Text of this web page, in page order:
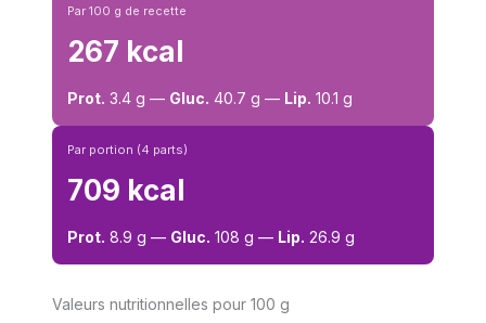
Par 100 g de recette
267 kcal
Prot. 3.4 g — Gluc. 40.7 g — Lip. 10.1 g
Par portion (4 parts)
709 kcal
Prot. 8.9 g — Gluc. 108 g — Lip. 26.9 g
Valeurs nutritionnelles pour 100 g